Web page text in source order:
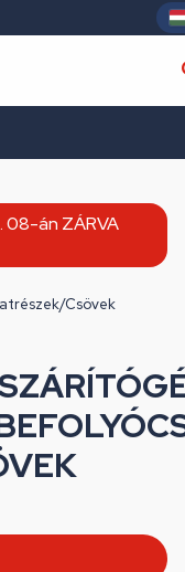
08-án ZÁRVA
Csövek